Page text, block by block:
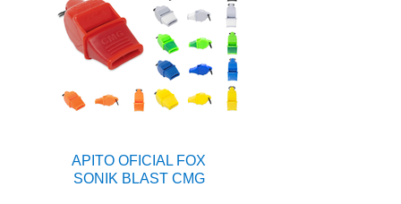
APITO OFICIAL FOX
SONIK BLAST CMG